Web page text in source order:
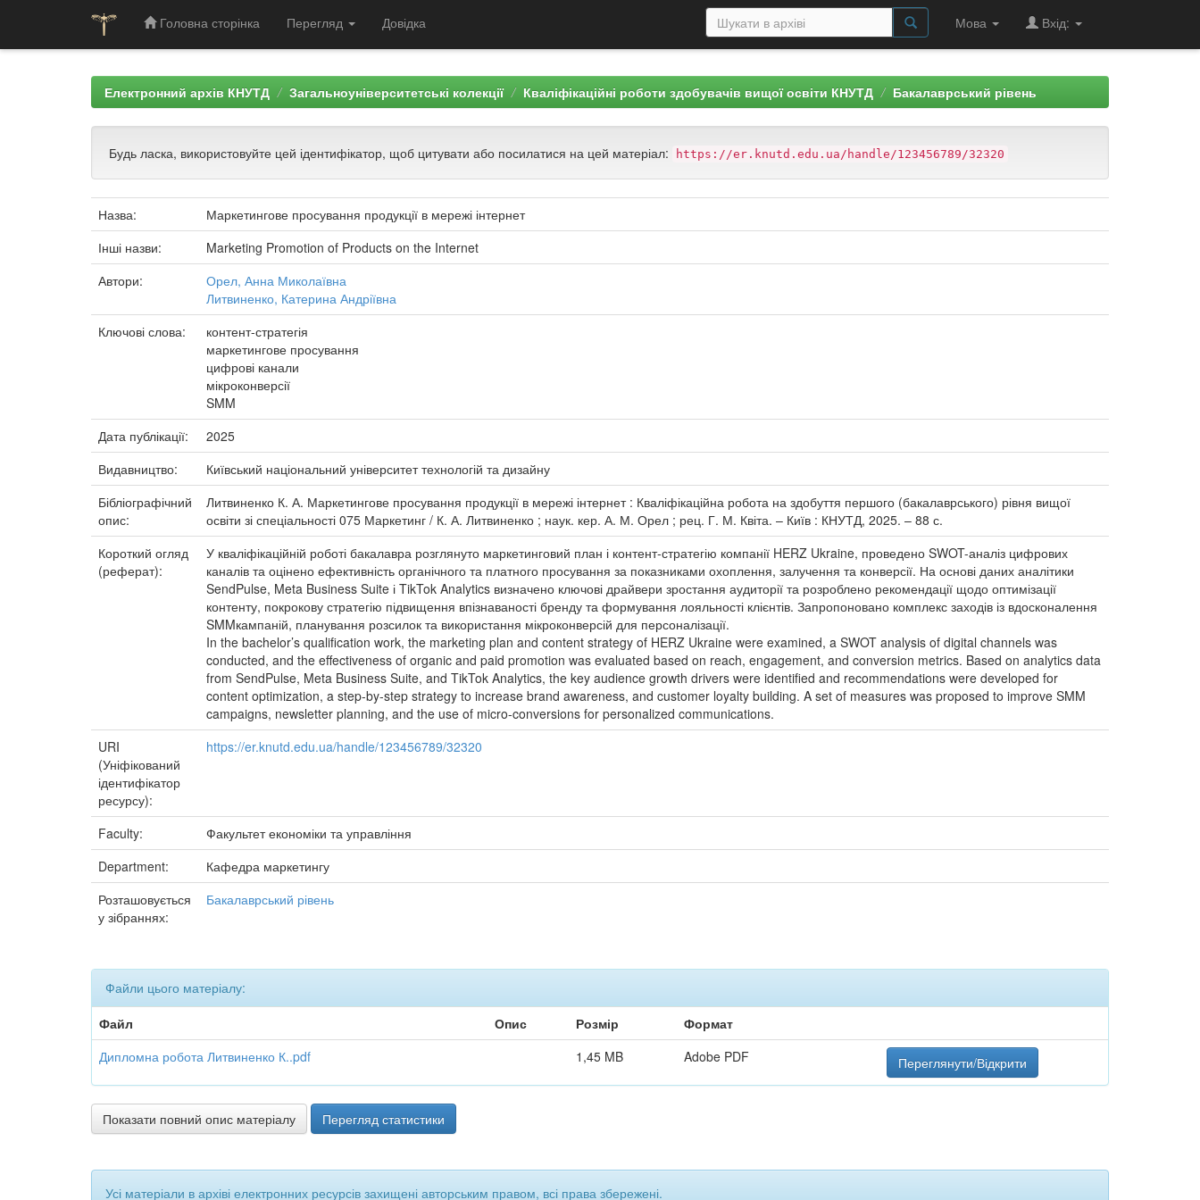
Головна сторінка Перегляд Довідка Мова Вхід:
Електронний архів КНУТД Загальноуніверситетські колекції Кваліфікаційні роботи здобувачів вищої освіти КНУТД Бакалаврський рівень
Будь ласка, використовуйте цей ідентифікатор, щоб цитувати або посилатися на цей матеріал: https://er.knutd.edu.ua/handle/123456789/32320
Назва:
Маркетингове просування продукції в мережі інтернет
Інші назви:
Marketing Promotion of Products on the Internet
Автори:
Орел, Анна Миколаївна
Литвиненко, Катерина Андріївна
Ключові слова:
контент-стратегія
маркетингове просування
цифрові канали
мікроконверсії
SMM
Дата публікації:
2025
Видавництво:
Київський національний університет технологій та дизайну
Бібліографічний
опис:
Литвиненко К. А. Маркетингове просування продукції в мережі інтернет : Кваліфікаційна робота на здобуття першого (бакалаврського) рівня вищої
освіти зі спеціальності 075 Маркетинг / К. А. Литвиненко ; наук. кер. А. М. Орел ; рец. Г. М. Квіта. – Київ : КНУТД, 2025. – 88 с.
Короткий огляд
(реферат):
У кваліфікаційній роботі бакалавра розглянуто маркетинговий план і контент-стратегію компанії HERZ Ukraine, проведено SWOT-аналіз цифрових
каналів та оцінено ефективність органічного та платного просування за показниками охоплення, залучення та конверсії. На основі даних аналітики
SendPulse, Meta Business Suite і TikTok Analytics визначено ключові драйвери зростання аудиторії та розроблено рекомендації щодо оптимізації
контенту, покрокову стратегію підвищення впізнаваності бренду та формування лояльності клієнтів. Запропоновано комплекс заходів із вдосконалення
SMMкампаній, планування розсилок та використання мікроконверсій для персоналізації.
In the bachelor’s qualification work, the marketing plan and content strategy of HERZ Ukraine were examined, a SWOT analysis of digital channels was
conducted, and the effectiveness of organic and paid promotion was evaluated based on reach, engagement, and conversion metrics. Based on analytics data
from SendPulse, Meta Business Suite, and TikTok Analytics, the key audience growth drivers were identified and recommendations were developed for
content optimization, a step-by-step strategy to increase brand awareness, and customer loyalty building. A set of measures was proposed to improve SMM
campaigns, newsletter planning, and the use of micro-conversions for personalized communications.
URI
(Уніфікований
ідентифікатор
ресурсу):
https://er.knutd.edu.ua/handle/123456789/32320
Faculty:
Факультет економіки та управління
Department:
Кафедра маркетингу
Розташовується
у зібраннях:
Бакалаврський рівень
Файли цього матеріалу:
Файл
Опис Розмір
Формат
Дипломна робота Литвиненко К..pdf
1,45 MB Adobe PDF Переглянути/Відкрити
Показати повний опис матеріалу Перегляд статистики
Усі матеріали в архіві електронних ресурсів захищені авторським правом, всі права збережені.